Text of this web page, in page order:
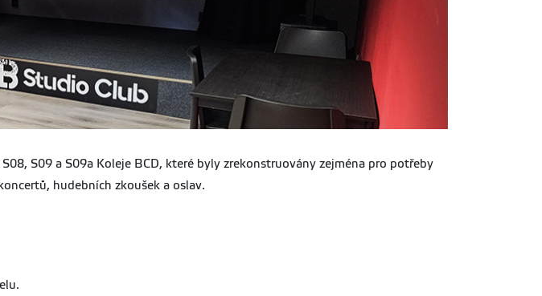
S09 a S09a Koleje BCD, které byly zrekonstruovány zejména pro potřeby
hudebních zkoušek a oslav.